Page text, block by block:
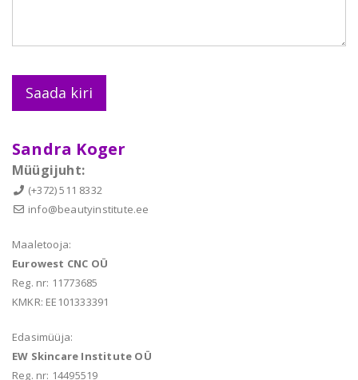
Sandra Koger
Müügijuht:
(+372) 511 8332
info@beautyinstitute.ee
Maaletooja:
Eurowest CNC OÜ
Reg. nr: 11773685
KMKR: EE101333391
Edasimüüja:
EW Skincare Institute OÜ
Reg. nr: 14495519